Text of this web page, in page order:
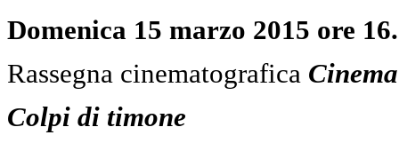
Domenica 15 marzo 2015 ore
Rassegna cinematografica
Colpi di timone